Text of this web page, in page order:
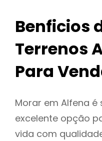
Benficios
Terrenos
Para
Morar em Alfena
excelente opção
vida com